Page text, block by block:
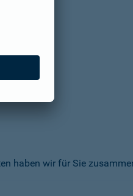
haben wir für Sie